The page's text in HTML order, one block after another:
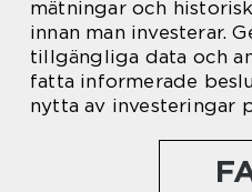
mätningar och
innan man investerar.
tillgängliga data och
fatta informerade
nytta av investeringar